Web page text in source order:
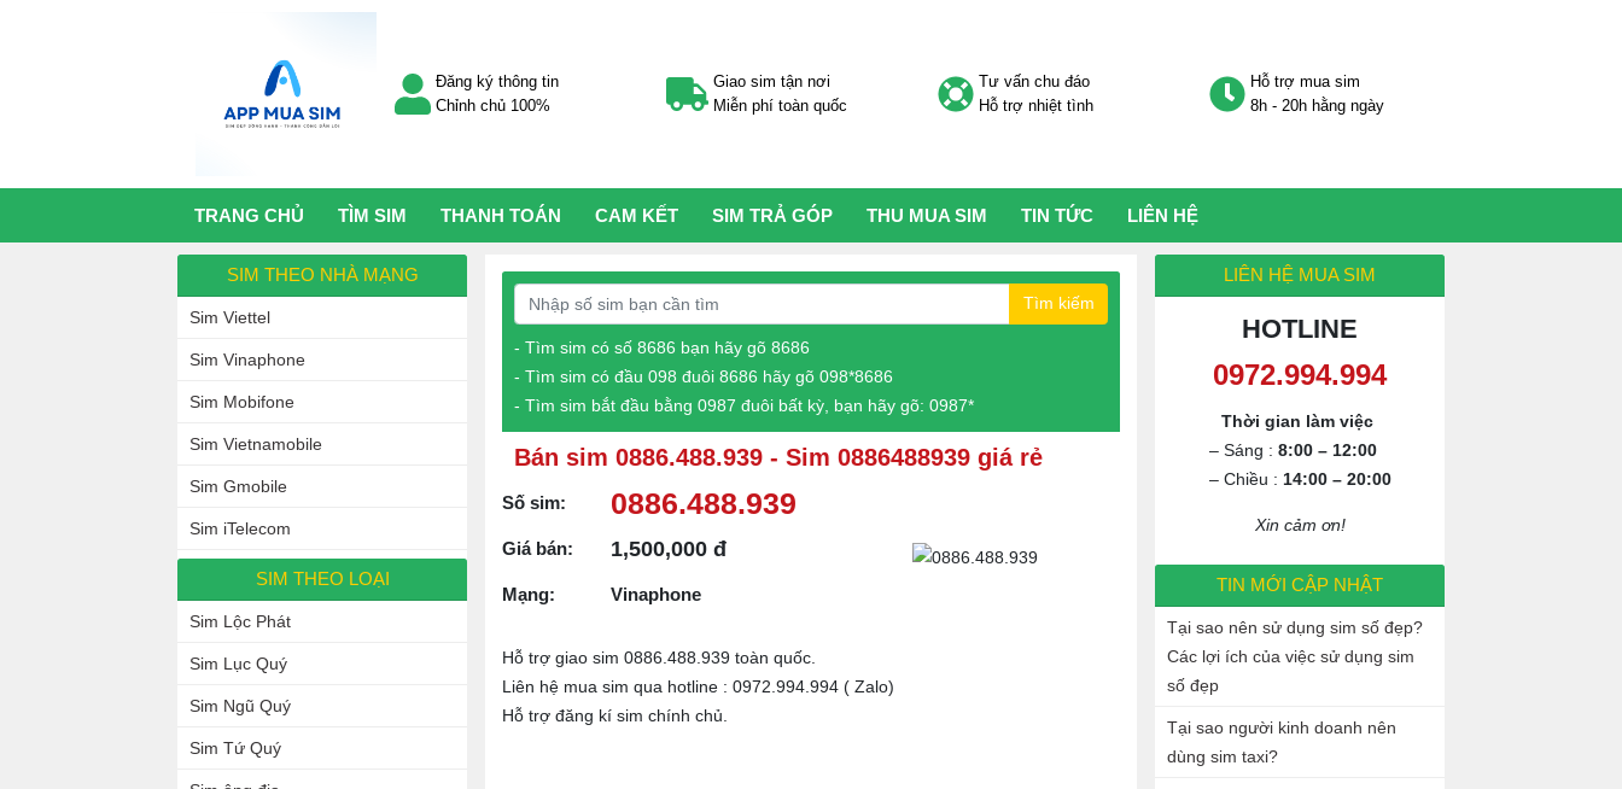
Đăng ký thông tin
Chỉnh chủ 100%
Giao sim tận nơi
Miễn phí toàn quốc
Tư vấn chu đáo
Hỗ trợ nhiệt tình
Hỗ trợ mua sim
8h - 20h hằng ngày
TRANG CHỦ TÌM SIM THANH TOÁN CAM KẾT SIM TRẢ GÓP THU MUA SIM TIN TỨC LIÊN HỆ
Tìm kiếm
- Tìm sim có số 8686 bạn hãy gõ 8686
- Tìm sim có đầu 098 đuôi 8686 hãy gõ 098*8686
- Tìm sim bắt đầu bằng 0987 đuôi bất kỳ, bạn hãy gõ: 0987*
Bán sim 0886.488.939 - Sim 0886488939 giá rẻ
Số sim: 0886.488.939
Giá bán: 1,500,000 đ
Mạng: Vinaphone
Hỗ trợ giao sim 0886.488.939 toàn quốc.
Liên hệ mua sim qua hotline : 0972.994.994 ( Zalo)
Hỗ trợ đăng kí sim chính chủ.
SIM THEO NHÀ MẠNG
Sim Viettel
Sim Vinaphone
Sim Mobifone
Sim Vietnamobile
Sim Gmobile
Sim iTelecom
SIM THEO LOẠI
Sim Lộc Phát
Sim Lục Quý
Sim Ngũ Quý
Sim Tứ Quý
LIÊN HỆ MUA SIM
HOTLINE
0972.994.994
Thời gian làm việc
– Sáng : 8:00 – 12:00
– Chiều : 14:00 – 20:00
Xin cảm ơn!
TIN MỚI CẬP NHẬT
Tại sao nên sử dụng sim số đẹp?
Các lợi ích của việc sử dụng sim
số đẹp
Tại sao người kinh doanh nên
dùng sim taxi?